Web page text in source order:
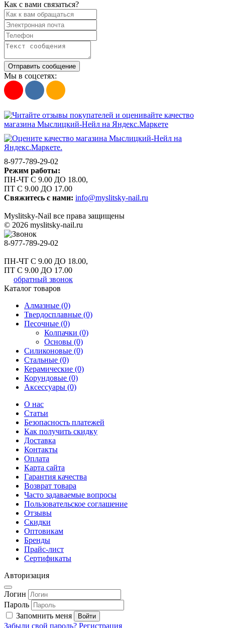
Как с вами связаться?
Отправить сообщение
Мы в соцсетях:
8-977-789-29-02
Режим работы:
ПН-ЧТ С 9.00 ДО 18.00,
ПТ С 9.00 ДО 17.00
Свяжитесь с нами: info@myslitsky-nail.ru
Myslitsky-Nail все права защищены
© 2026 myslitsky-nail.ru
8-977-789-29-02
ПН-ЧТ С 9.00 ДО 18.00,
ПТ С 9.00 ДО 17.00
обратный звонок
Каталог товаров
Алмазные (0)
Твердосплавные (0)
Песочные (0)
Колпачки (0)
Основы (0)
Силиконовые (0)
Стальные (0)
Керамические (0)
Корундовые (0)
Аксессуары (0)
О нас
Статьи
Безопасность платежей
Как получить скидку
Доставка
Контакты
Оплата
Карта сайта
Гарантия качества
Возврат товара
Часто задаваемые вопросы
Пользовательское соглашение
Отзывы
Скидки
Оптовикам
Бренды
Прайс-лист
Сертификаты
Авторизация
Логин
Пароль
Запомнить меня
Забыли свой пароль? Регистрация